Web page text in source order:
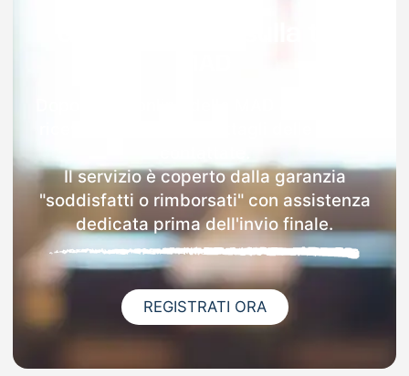
Il servizio è coperto dalla garanzia
"soddisfatti o rimborsati" con assistenza
dedicata prima dell'invio finale.
REGISTRATI ORA